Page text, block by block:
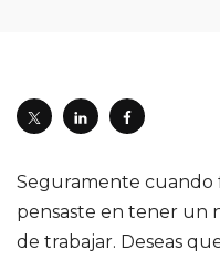
Seguramente cuando
pensaste en tener un
de trabajar. Deseas